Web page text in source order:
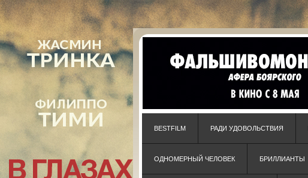
BESTFILM РАДИ УДОВОЛЬСТВИЯ
ОДНОМЕРНЫЙ ЧЕЛОВЕК БРИЛЛИАНТЫ